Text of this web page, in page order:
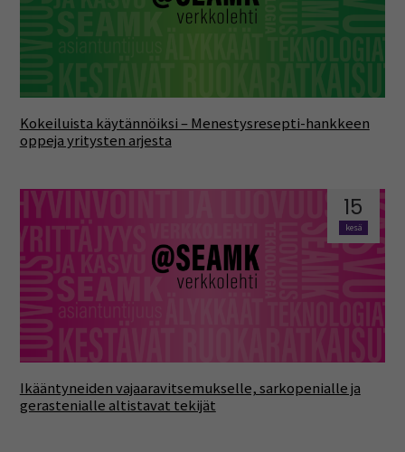
Kokeiluista käytännöiksi – Menestysresepti-hankkeen
oppeja yritysten arjesta
15
kesä
Ikääntyneiden vajaaravitsemukselle, sarkopenialle ja
gerastenialle altistavat tekijät